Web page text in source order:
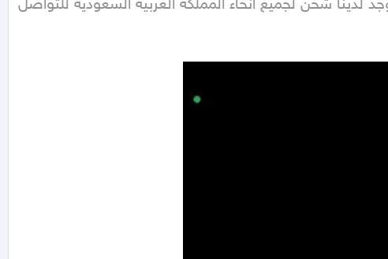
لدينا شحن لجميع انحاء المملكة العربية السعودية للتواصل